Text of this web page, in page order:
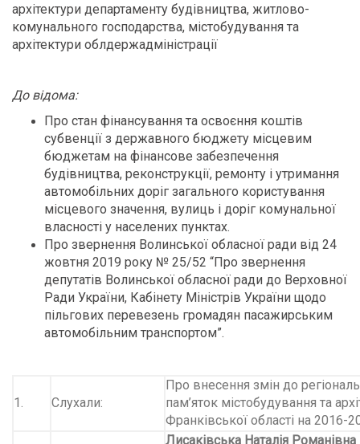
архітектури департаменту будівництва, житлово-
комунального господарства, містобудування та
архітектури облдержадміністрації
До відома:
Про стан фінансування та освоєння коштів
субвенції з державного бюджету місцевим
бюджетам на фінансове забезпечення
будівництва, реконструкції, ремонту і утримання
автомобільних доріг загального користування
місцевого значення, вулиць і доріг комунальної
власності у населених пунктах.
Про звернення Волинської обласної ради від 24
жовтня 2019 року № 25/52 “Про звернення
депутатів Волинської обласної ради до Верховної
Ради України, Кабінету Міністрів України щодо
пільгових перевезень громадян пасажирським
автомобільним транспортом”.
1. Слухали:
Про внесення змін до
пам’яток містобудування та
Франківської області на 2016-
Лисаківська Наталія